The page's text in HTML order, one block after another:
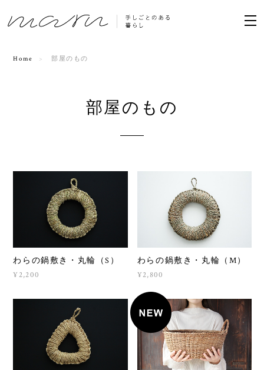
Home 部屋のもの
部屋のもの
わらの鍋敷き・丸輪（S）
¥2,200
わらの鍋敷き・丸輪（M）
¥2,800